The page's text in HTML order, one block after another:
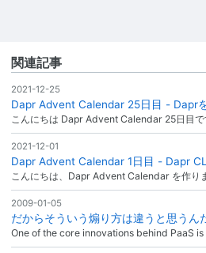
関連記事
2021-12-25
Dapr Advent Calendar 25日目 - Dapr
こんにちは Dapr Advent Calendar 25日目
2021-12-01
Dapr Advent Calendar 1日目 - Dapr
こんにちは、Dapr Advent Calendar を作り
2009-01-05
だからそういう煽り方は違うと思うん
One of the core innovations behind PaaS